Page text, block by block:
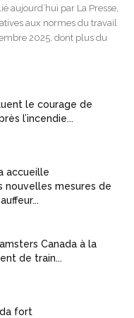
aujourd’hui par La Presse,
aux normes du travail
2025, dont plus du
le courage de
l’incendie...
accueille
nouvelles mesures de
Canada à la
de train...
fort